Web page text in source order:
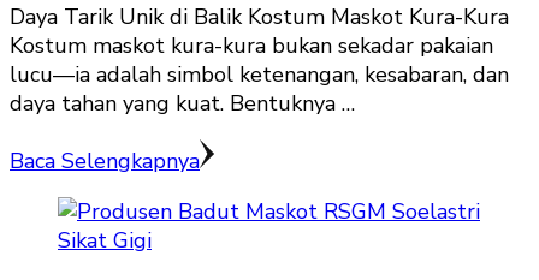
Daya Tarik Unik di Balik Kostum Maskot Kura-Kura
Kostum maskot kura-kura bukan sekadar pakaian
lucu—ia adalah simbol ketenangan, kesabaran, dan
daya tahan yang kuat. Bentuknya …
Baca Selengkapnya